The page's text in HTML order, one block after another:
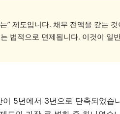
” 제도입니다. 채무 전액을 갚는
법적으로 면제됩니다. 이것이 일
5년에서 3년으로 단축되었습